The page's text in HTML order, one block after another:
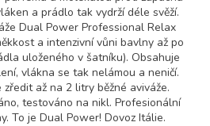
a prádlo tak vydrží déle svěží.
Dual Power Professional Relax
a intenzivní vůni bavlny až po
uloženého v šatníku). Obsahuje
vlákna se tak nelámou a neničí.
až na 2 litry běžné aviváže.
testováno na nikl. Profesionální
To je Dual Power! Dovoz Itálie.